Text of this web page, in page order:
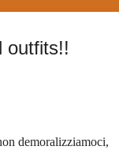
outfits!!
demoralizziamoci,